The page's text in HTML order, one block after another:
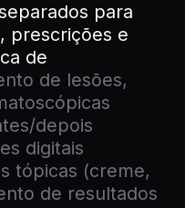
para
prescrições e
de
de lesões,
depois
digitais
tópicas (creme,
de resultados